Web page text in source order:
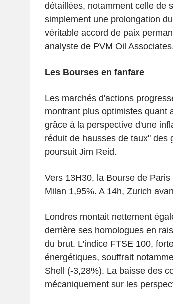
détaillées, notamment celle de
simplement une prolongation
véritable accord de paix
analyste de PVM Oil Associates.
Les Bourses en fanfare
Les marchés d'actions
montrant plus optimistes quant
grâce à la perspective d'une
réduit de hausses de taux" des
poursuit Jim Reid.
Vers 13H30, la Bourse de
Milan 1,95%. A 14h, Zurich
Londres montait nettement
derrière ses homologues en
du brut. L'indice FTSE 100,
énergétiques, souffrait
Shell (-3,28%). La baisse des
mécaniquement sur les